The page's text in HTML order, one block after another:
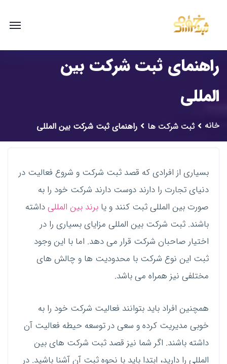
راهنمای ثبت شرکت بین
المللی
خانه ثبت شرکت ها راهنمای ثبت شرکت بین المللی
بسیاری از افرادی که قصد ثبت شرکت و شروع فعالیت در
دنیای تجارت را دارند دوست دارند شرکت خود را به
صورت بین المللی ثبت کنند و یا برند بین المللیداشته
باشند. ثبت شرکت بین المللی مزایای بسیاری را در
اختیار صاحبان شرکت قرار می دهد. اما با این وجود
ثبت این نوع شرکت با محدودیت ها و چالش های
مختلفی نیز همراه می باشد.
همچنین افراد باید بتوانند فعالیت شرکت خود را به
خوبی مدیریت کرده و سعی در توسعه حیطه فعالیت آن
داشته باشند. اگر شما نیز قصد ثبت شرکت های بین
المللی را دارید، ابتدا باید با نحوه ثبت آن آشنا باشید. در